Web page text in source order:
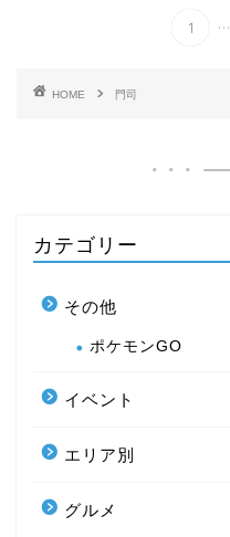
1 ...
HOME 門司
カテゴリー
その他
ポケモンGO
イベント
エリア別
グルメ